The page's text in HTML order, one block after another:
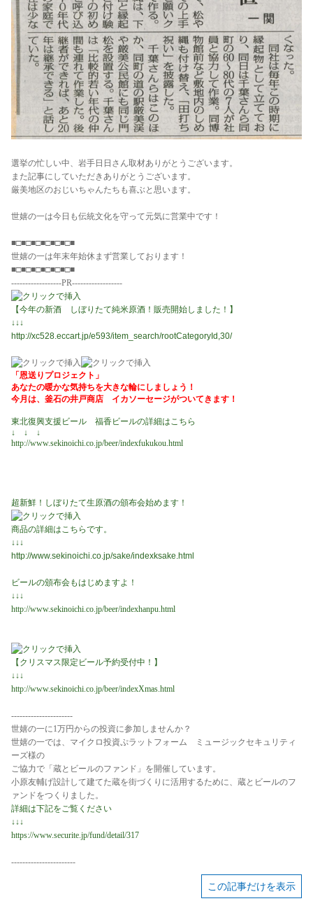
選挙の忙しい中、岩手日日さん取材ありがとうございます。
また記事にしていただきありがとうございます。
厳美地区のおじいちゃんたちも喜ぶと思います。
世嬉の一は今日も伝統文化を守って元気に営業中です！
■□■□■□■□■□■□■
世嬉の一は年末年始休まず営業しております！
■□■□■□■□■□■□■
------------------PR------------------
【今年の新酒 しぼりたて純米原酒！販売開始しました！】
↓↓↓
http://xc528.eccart.jp/e593/item_search/rootCategoryId,30/
「恩送りプロジェクト」
あなたの暖かな気持ちを大きな輪にしましょう！
今月は、釜石の井戸商店 イカソーセージがついてきます！
東北復興支援ビール 福香ビールの詳細はこちら
↓ ↓ ↓
http://www.sekinoichi.co.jp/beer/indexfukukou.html
超新鮮！しぼりたて生原酒の頒布会始めます！
商品の詳細はこちらです。
↓↓↓
http://www.sekinoichi.co.jp/sake/indexksake.html
ビールの頒布会もはじめますよ！
↓↓↓
http://www.sekinoichi.co.jp/beer/indexhanpu.html
【クリスマス限定ビール予約受付中！ 】
↓↓↓
http://www.sekinoichi.co.jp/beer/indexXmas.html
----------------------
世嬉の一に1万円からの投資に参加しませんか？
世嬉の一では、マイクロ投資ぷラットフォーム ミュージックセキュリティ
ーズ様の
ご協力で「蔵とビールのファンド」を開催しています。
小原友輔げ設計して建てた蔵を街づくりに活用するために、蔵とビールのフ
ァンドをつくりました。
詳細は下記をご覧ください
↓↓↓
https://www.securite.jp/fund/detail/317
-----------------------
この記事だけを表示